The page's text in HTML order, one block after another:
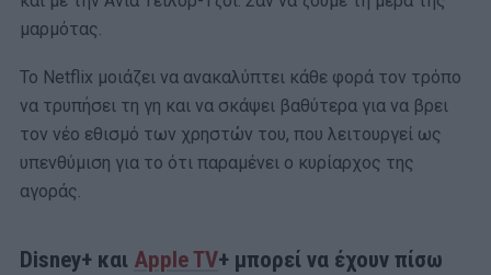
μαρμότας.
Το Netflix μοιάζει να ανακαλύπτει κάθε φορά τον τρόπο
να τρυπήσει τη γη και να σκάψει βαθύτερα για να βρει
τον νέο εθισμό των χρηστών του, που λειτουργεί ως
υπενθύμιση για το ότι παραμένει ο κυρίαρχος της
αγοράς.
Disney+ και Apple TV+ μπορεί να έχουν πίσω